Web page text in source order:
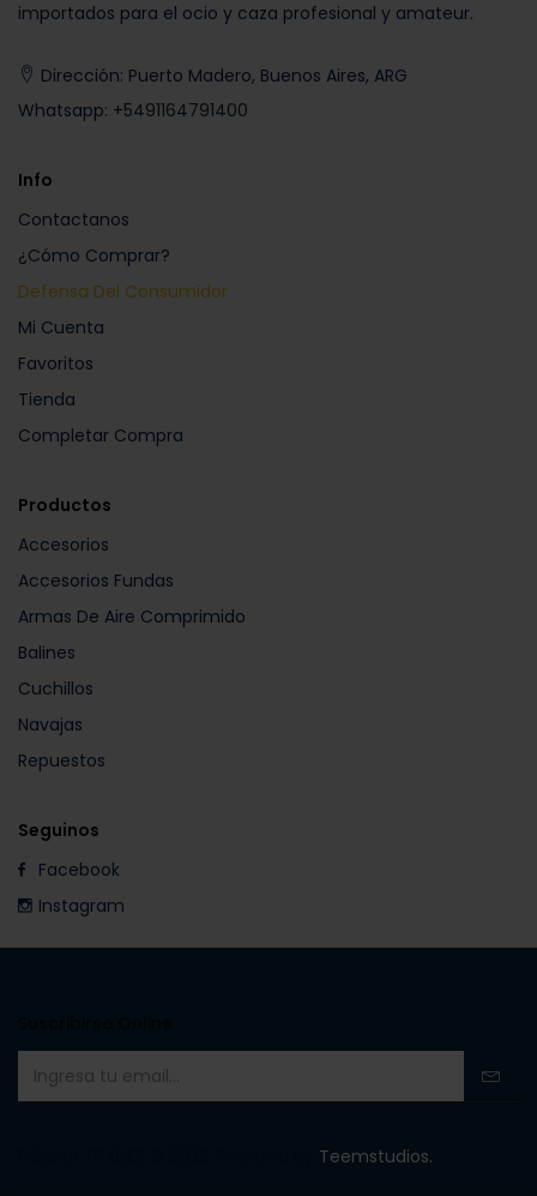
importados para el ocio y caza profesional y amateur.
Dirección: Puerto Madero, Buenos Aires, ARG
Whatsapp: +5491164791400
Info
Contactanos
¿Cómo Comprar?
Defensa Del Consumidor
Mi Cuenta
Favoritos
Tienda
Completar Compra
Productos
Accesorios
Accesorios Fundas
Armas De Aire Comprimido
Balines
Cuchillos
Navajas
Repuestos
Seguinos
Facebook
Instagram
Teemstudios.